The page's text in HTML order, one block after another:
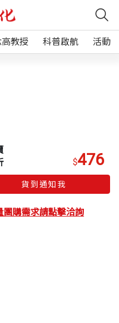
教授 科普啟航 活動
$476
貨到通知我
購需求請點擊洽詢